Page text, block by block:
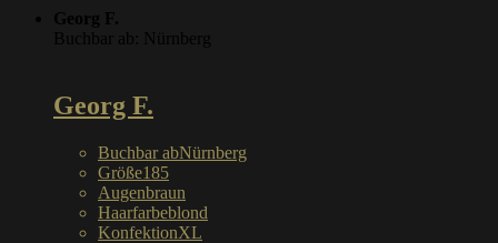
Georg F.
Buchbar ab: Nürnberg
Georg F.
Buchbar abNürnberg
Größe185
Augenbraun
Haarfarbeblond
KonfektionXL